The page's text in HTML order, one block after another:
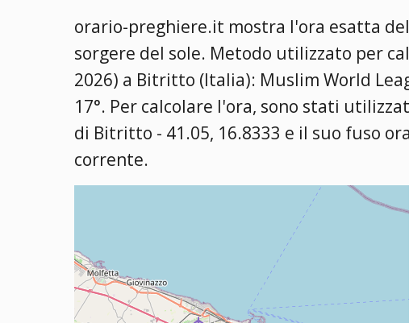
orario-preghiere.it mostra l'ora esatta
sorgere del sole. Metodo utilizzato per
2026) a Bitritto (Italia): Muslim World
17°. Per calcolare l'ora, sono stati
di Bitritto - 41.05, 16.8333 e il suo fuso
corrente.